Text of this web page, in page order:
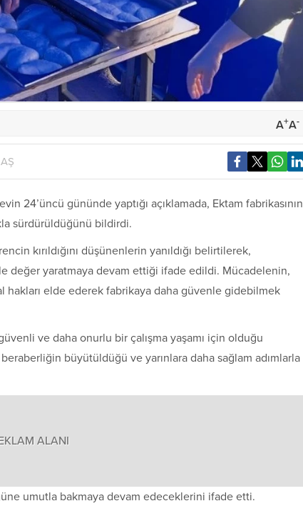
A+A-
24’üncü gününde yaptığı açıklamada, Ektam fabrikasının
sürdürüldüğünü bildirdi.
kırıldığını düşünenlerin yanıldığı belirtilerek,
değer yaratmaya devam ettiği ifade edildi. Mücadelenin,
hakları elde ederek fabrikaya daha güvenle gidebilmek
ve daha onurlu bir çalışma yaşamı için olduğu
büyütüldüğü ve yarınlara daha sağlam adımlarla
ALANI
umutla bakmaya devam edeceklerini ifade etti.